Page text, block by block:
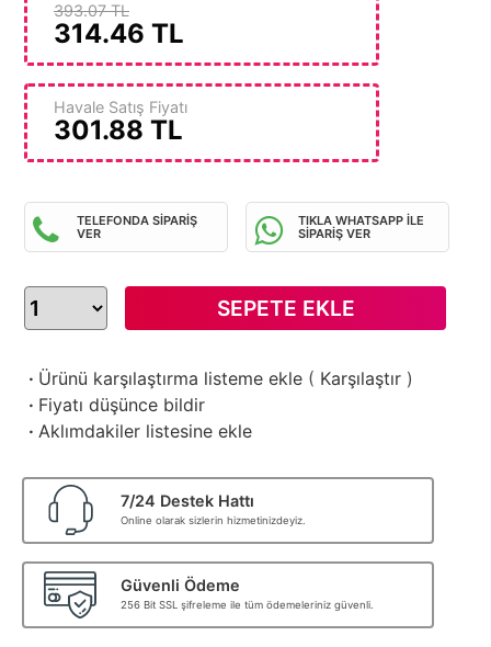
393.07 TL
314.46 TL
Havale Satış Fiyatı
301.88 TL
TELEFONDA SİPARİŞ
VER
TIKLA WHATSAPP İLE
SİPARİŞ VER
SEPETE EKLE
· Ürünü karşılaştırma listeme ekle ( Karşılaştır )
· Fiyatı düşünce bildir
· Aklımdakiler listesine ekle
7/24 Destek Hattı
Online olarak sizlerin hizmetinizdeyiz.
Güvenli Ödeme
256 Bit SSL şifreleme ile tüm ödemeleriniz güvenli.